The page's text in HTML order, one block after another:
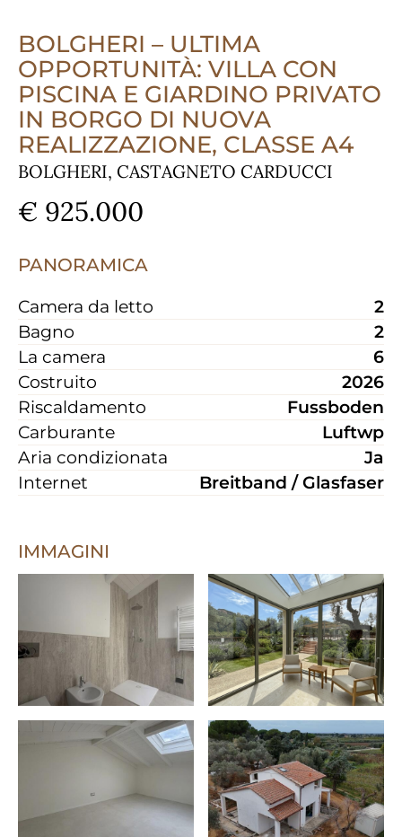
BOLGHERI – ULTIMA
OPPORTUNITÀ: VILLA CON
PISCINA E GIARDINO PRIVATO
IN BORGO DI NUOVA
REALIZZAZIONE, CLASSE A4
BOLGHERI, CASTAGNETO CARDUCCI
€ 925.000
PANORAMICA
Camera da letto
2
Bagno
2
La camera
6
Costruito
2026
Riscaldamento
Fussboden
Carburante
Luftwp
Aria condizionata
Ja
Internet
Breitband / Glasfaser
IMMAGINI